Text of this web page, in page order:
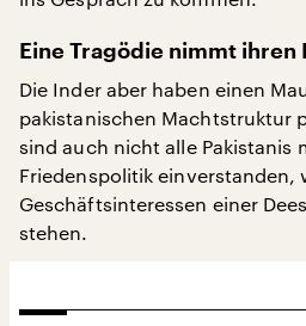
Eine Tragödie nimmt ihren
Die Inder aber haben einen
pakistanischen Machtstruktur
sind auch nicht alle Pakistanis
Friedenspolitik einverstanden,
Geschäftsinteressen einer
stehen.